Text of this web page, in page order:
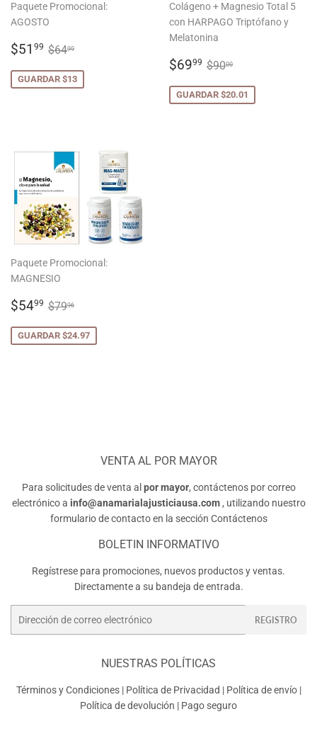
Paquete Promocional:
AGOSTO
PRECIO
OFERTA
$51 99 $51.99
PRECIO HABITUAL
$6499
GUARDAR $13
Colágeno + Magnesio Total 5
con HARPAGO Triptófano y
Melatonina
PRECIO
OFERTA
$6999 $69.99
PRECIO
$9000
GUARDAR $20.01
Paquete Promocional:
MAGNESIO
PRECIO
OFERTA
$5499 $54.99
PRECIO HABITUAL
$7996
GUARDAR $24.97
VENTA AL POR MAYOR
Para solicitudes de venta al por mayor, contáctenos por correo
electrónico a info@anamarialajusticiausa.com, utilizando nuestro
formulario de contacto en la sección Contáctenos
BOLETIN INFORMATIVO
Regístrese para promociones, nuevos productos y ventas.
Directamente a su bandeja de entrada.
Correo
REGISTRO
NUESTRAS POLÍTICAS
Términos y Condiciones| Política de Privacidad | Política de envío|
Política de devolución | Pago seguro